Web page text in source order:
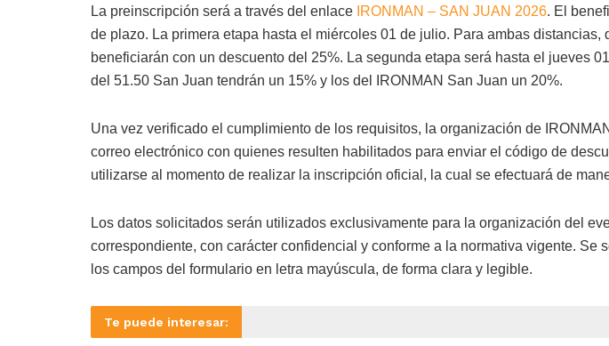
La preinscripción será a través del enlace IRONMAN – SAN JUAN 2026. El
de plazo. La primera etapa hasta el miércoles 01 de julio. Para ambas distancias,
beneficiarán con un descuento del 25%. La segunda etapa será hasta el jueves
del 51.50 San Juan tendrán un 15% y los del IRONMAN San Juan un 20%.
Una vez verificado el cumplimiento de los requisitos, la organización de
correo electrónico con quienes resulten habilitados para enviar el código de
utilizarse al momento de realizar la inscripción oficial, la cual se efectuará de
Los datos solicitados serán utilizados exclusivamente para la organización del
correspondiente, con carácter confidencial y conforme a la normativa vigente. Se
los campos del formulario en letra mayúscula, de forma clara y legible.
Te puede interesar: